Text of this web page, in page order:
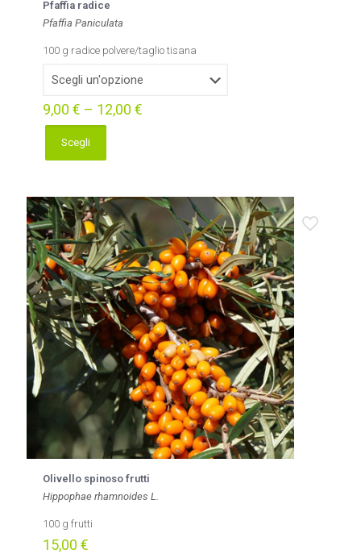
Pfaffia radice
Pfaffia Paniculata
100 g radice polvere/taglio tisana
9,00 € – 12,00 €
Scegli
Questo
prodotto
più
varianti.
Le
opzioni
possono
essere
scelte
nella
pagina
del
prodotto
Olivello spinoso frutti
Hippophae rhamnoides L.
100 g frutti
15,00 €